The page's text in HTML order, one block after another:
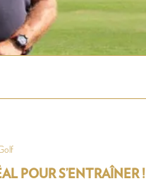
POUR S’ENTRAÎNER !